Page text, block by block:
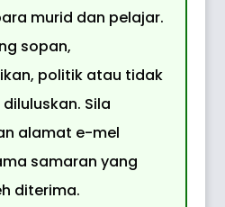
murid dan pelajar.
sopan,
politik atau tidak
Sila
alamat e-mel
samaran yang
diterima.